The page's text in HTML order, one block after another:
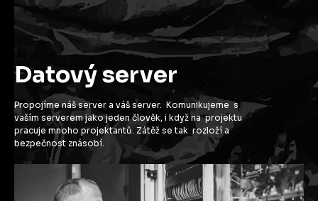
Datový server
Propojíme náš server a váš server. Komunikujeme s
vaším serverem jako jeden člověk, i když na projektu
pracuje mnoho projektantů. Zátěž se tak rozloží a
bezpečnost znásobí.